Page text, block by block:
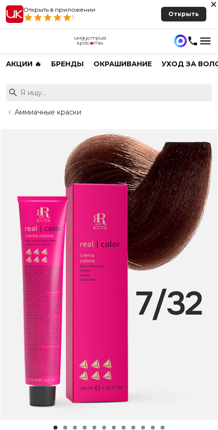
Открыть в приложении
1
Открыть
АКЦИИ 🔥 БРЕНДЫ ОКРАШИВАНИЕ УХОД ЗА
Аммиачные краски